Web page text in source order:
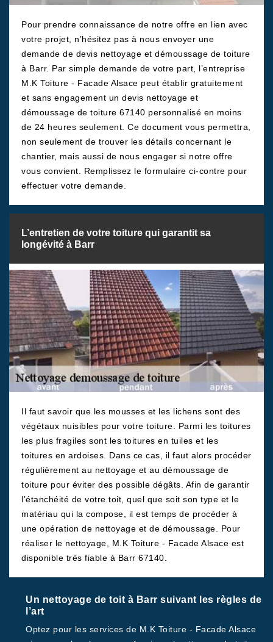
Pour prendre connaissance de notre offre en lien avec
votre projet, n’hésitez pas à nous envoyer une
demande de devis nettoyage et démoussage de toiture
à Barr. Par simple demande de votre part, l’entreprise
M.K Toiture - Facade Alsace peut établir gratuitement
et sans engagement un devis nettoyage et
démoussage de toiture 67140 personnalisé en moins
de 24 heures seulement. Ce document vous permettra,
non seulement de trouver les détails concernant le
chantier, mais aussi de nous engager si notre offre
vous convient. Remplissez le formulaire ci-contre pour
effectuer votre demande.
L’entretien de votre toiture qui garantit sa
longévité à Barr
Il faut savoir que les mousses et les lichens sont des
végétaux nuisibles pour votre toiture. Parmi les toitures
les plus fragiles sont les toitures en tuiles et les
toitures en ardoises. Dans ce cas, il faut alors procéder
régulièrement au nettoyage et au démoussage de
toiture pour éviter des possible dégâts. Afin de garantir
l’étanchéité de votre toit, quel que soit son type et le
matériau qui la compose, il est temps de procéder à
une opération de nettoyage et de démoussage. Pour
réaliser le nettoyage, M.K Toiture - Facade Alsace est
disponible très fiable à Barr 67140.
Un nettoyage de toit à Barr suivant les règles de
l’art
Optez pour les services de M.K Toiture - Facade Alsace